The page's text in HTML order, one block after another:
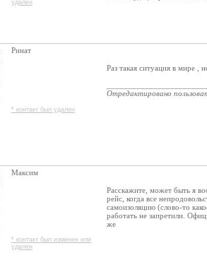
удален
Ринат
* контакт был удален
Раз такая ситуация в мире ,
Отредактировано
Максим
* контакт был изменен или
удален
Расскажите, может быть я
рейс, когда все
самоизоляцию (слово-то
работать не запретили.
же